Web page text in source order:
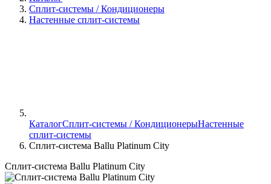
Сплит-системы / Кондиционеры
Настенные сплит-системы
КаталогСплит-системы / КондиционерыНастенные
сплит-системы
Сплит-система Ballu Platinum City
Сплит-система Ballu Platinum City